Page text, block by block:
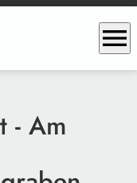
menu
- Am